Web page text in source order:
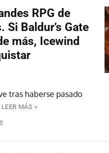
RPG de
Si Baldur’s Gate
más, Icewind
tras haberse pasado
LEER MÁS »